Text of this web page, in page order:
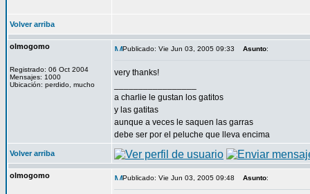
Volver arriba
olmogomo
Registrado: 06 Oct 2004
Mensajes: 1000
Ubicación: perdido, mucho
Publicado: Vie Jun 03, 2005 09:33 Asunto:
very thanks!
a charlie le gustan los gatitos
y las gatitas
aunque a veces le saquen las garras
debe ser por el peluche que lleva encima
Volver arriba
olmogomo Publicado: Vie Jun 03, 2005 09:48 Asunto: